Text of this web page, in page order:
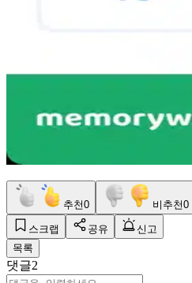
추천0 비추천0
스크랩 공유
신고
목록
댓글2